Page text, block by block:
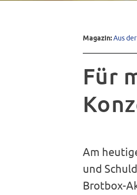
Magazin:Aus
Für
Am
und
Brotbox-